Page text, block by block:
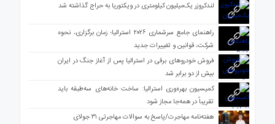
لندکروزر یک‌میلیون کیلومتری در ویکتوریا به حراج گذاشته شد
راهنمای جامع سرشماری ۲۰۲۶ استرالیا؛ زمان برگزاری، نحوه
شرکت، قوانین و تغییرات جدید
فروش خودروهای برقی در استرالیا پس از آغاز جنگ در ایران
بیش از دو برابر شد
کمیسیون بهره‌وری استرالیا: ساخت خانه‌های سه‌طبقه باید
تقریباً در همه‌جا مجاز شود
هفته‌نامه مهاجرت/پاسخ به سوالات مهاجرتی ۳۱ جولای